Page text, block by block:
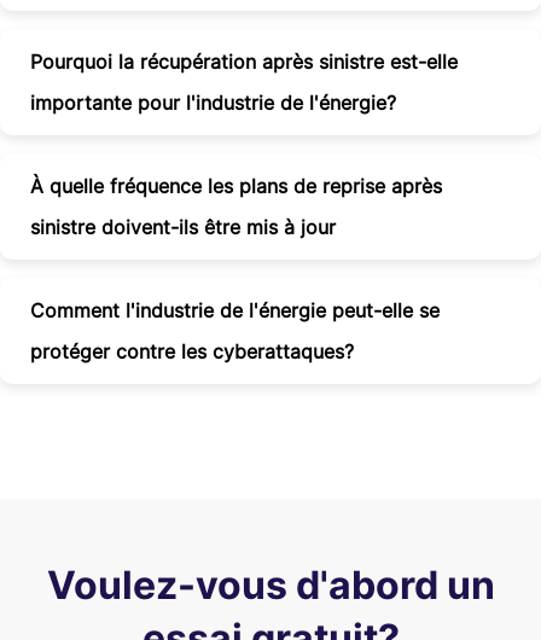
Pourquoi la récupération après sinistre est-elle
importante pour l'industrie de l'énergie?
À quelle fréquence les plans de reprise après
sinistre doivent-ils être mis à jour
Comment l'industrie de l'énergie peut-elle se
protéger contre les cyberattaques?
Voulez-vous d'abord un